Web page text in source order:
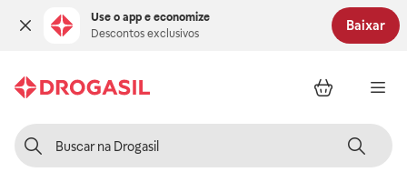
Use o app e economize
Descontos exclusivos
Baixar